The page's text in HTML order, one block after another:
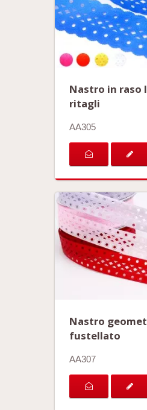
Nastro in raso
ritagli
AA305
Nastro
fustellato
AA307